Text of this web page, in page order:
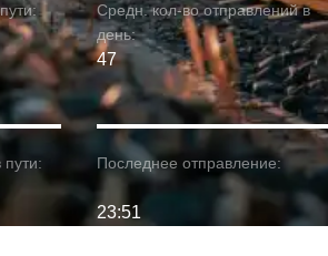
Средн. кол-во отправлений в
день:
47
Последнее отправление:
23:51